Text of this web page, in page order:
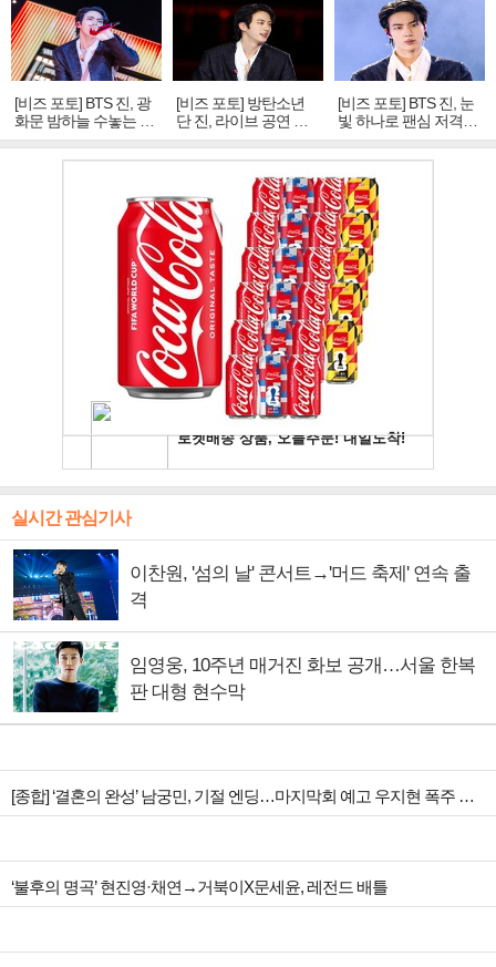
[비즈 포토] BTS 진, 광
화문 밤하늘 수놓는 '비
주얼 킹'의 열창
[비즈 포토] 방탄소년
단 진, 라이브 공연 중
빛나는 독보적 아우라
[비즈 포토] BTS 진, 눈
빛 하나로 팬심 저격…
독보적 카리스마
실시간 관심기사
이찬원, '섬의 날' 콘서트→'머드 축제' 연속 출
격
임영웅, 10주년 매거진 화보 공개…서울 한복
판 대형 현수막
[종합] ‘결혼의 완성’ 남궁민, 기절 엔딩…마지막회 예고 우지현 폭주 결말은?
‘불후의 명곡’ 현진영·채연→거북이X문세윤, 레전드 배틀